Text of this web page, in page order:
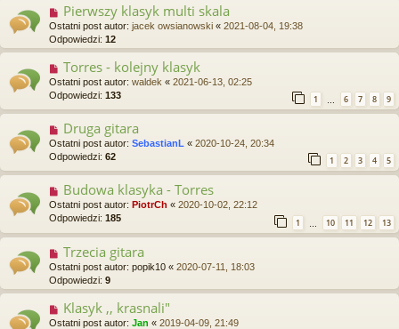
Pierwszy klasyk multi skala
Ostatni post autor: jacek owsianowski « 2021-08-04, 19:38
Odpowiedzi: 12
Torres - kolejny klasyk
Ostatni post autor: waldek « 2021-06-13, 02:25
Odpowiedzi: 133 1 6 7 8 9
Druga gitara
Ostatni post autor: SebastianL « 2020-10-24, 20:34
Odpowiedzi: 62 1 2 3 4 5
Budowa klasyka - Torres
Ostatni post autor: PiotrCh « 2020-10-02, 22:12
Odpowiedzi: 185 1 10 11 12 13
Trzecia gitara
Ostatni post autor: popik10 « 2020-07-11, 18:03
Odpowiedzi: 9
Klasyk ,, krasnali"
Ostatni post autor: Jan « 2019-04-09, 21:49